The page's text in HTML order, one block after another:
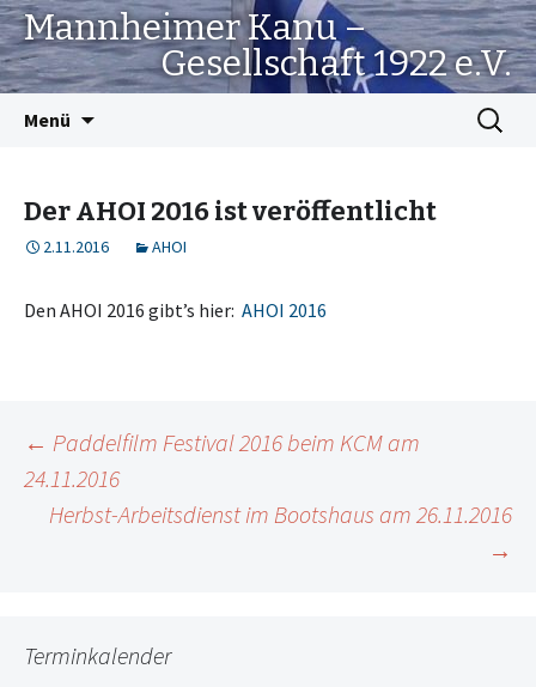
Mannheimer Kanu –
Gesellschaft 1922 e.V.
Menü
Suchen
nach:
Der AHOI 2016 ist veröffentlicht
2.11.2016 AHOI
Den AHOI 2016 gibt’s hier: AHOI 2016
Beitrags-
Navigation
← Paddelfilm Festival 2016 beim KCM am
24.11.2016
Herbst-Arbeitsdienst im Bootshaus am 26.11.2016
→
Terminkalender